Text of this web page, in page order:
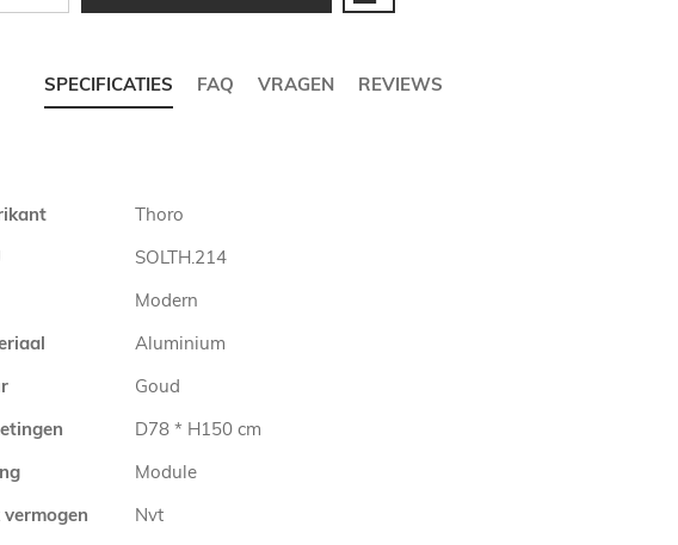
SPECIFICATIES FAQ VRAGEN REVIEWS
Thoro
SOLTH.214
Modern
Aluminium
Goud
D78 * H150 cm
Module
vermogen
Nvt